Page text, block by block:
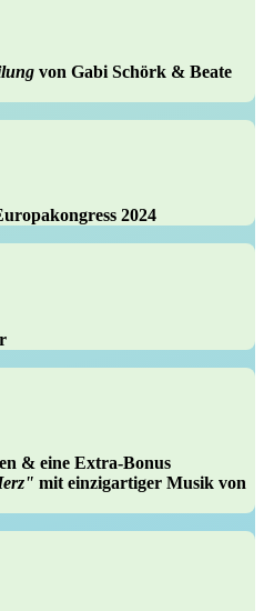
von Gabi Schörk & Beate
2024
& eine Extra-Bonus
mit einzigartiger Musik von